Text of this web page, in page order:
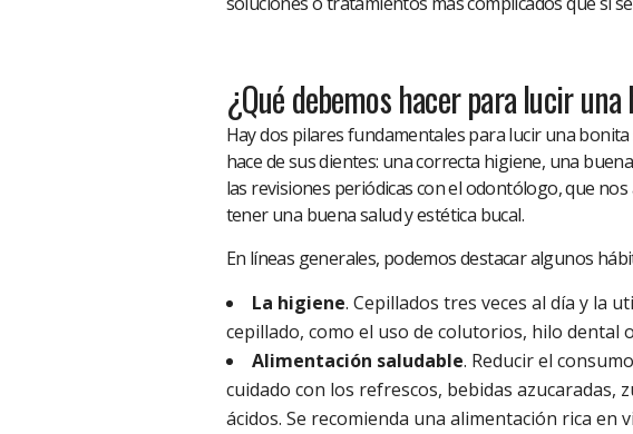
¿Qué debemos hacer para lucir
Hay dos pilares fundamentales para lucir una
hace de sus dientes: una correcta higiene, una
las revisiones periódicas con el odontólogo, que
tener una buena salud y estética bucal.
En líneas generales, podemos destacar algunos
La higiene. Cepillados tres veces al día y la
cepillado, como el uso de colutorios, hilo dental
Alimentación saludable. Reducir el
cuidado con los refrescos, bebidas azucaradas,
ácidos. Se recomienda una alimentación rica en